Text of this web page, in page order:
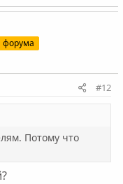
форума
#12
Потому что